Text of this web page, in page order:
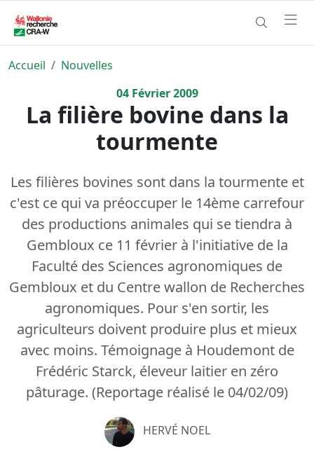
Accueil
Nouvelles
04Février2009
La filière bovine dans la
tourmente
Les filières bovines sont dans la tourmente et
c'est ce qui va préoccuper le 14ème carrefour
des productions animales qui se tiendra à
Gembloux ce 11 février à l'initiative de la
Faculté des Sciences agronomiques de
Gembloux et du Centre wallon de Recherches
agronomiques. Pour s'en sortir, les
agriculteurs doivent produire plus et mieux
avec moins. Témoignage à Houdemont de
Frédéric Starck, éleveur laitier en zéro
pâturage. (Reportage réalisé le 04/02/09)
HERVÉ NOEL